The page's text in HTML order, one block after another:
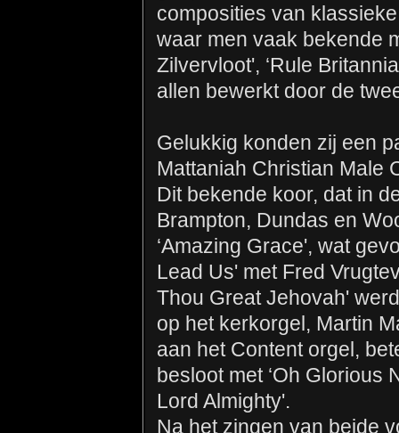
composities van
waar men vaak bekende
Zilvervloot', ‘Rule
allen bewerkt door de
Gelukkig konden zij een
Mattaniah Christian Male
Dit bekende koor, dat in
Brampton, Dundas en
‘Amazing Grace', wat
Lead Us' met Fred
Thou Great Jehovah'
op het kerkorgel, Martin
aan het Content orgel,
besloot met ‘Oh Glorious
Lord Almighty'.
Na het zingen van beide